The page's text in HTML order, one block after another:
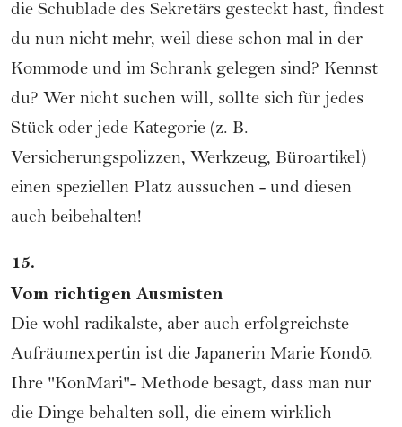
die Schublade des Sekretärs gesteckt hast, findest
du nun nicht mehr, weil diese schon mal in der
Kommode und im Schrank gelegen sind? Kennst
du? Wer nicht suchen will, sollte sich für jedes
Stück oder jede Kategorie (z. B.
Versicherungspolizzen, Werkzeug, Büroartikel)
einen speziellen Platz aussuchen - und diesen
auch beibehalten!
15.
Vom richtigen Ausmisten
Die wohl radikalste, aber auch erfolgreichste
Aufräumexpertin ist die Japanerin Marie Kondō.
Ihre "KonMari"- Methode besagt, dass man nur
die Dinge behalten soll, die einem wirklich